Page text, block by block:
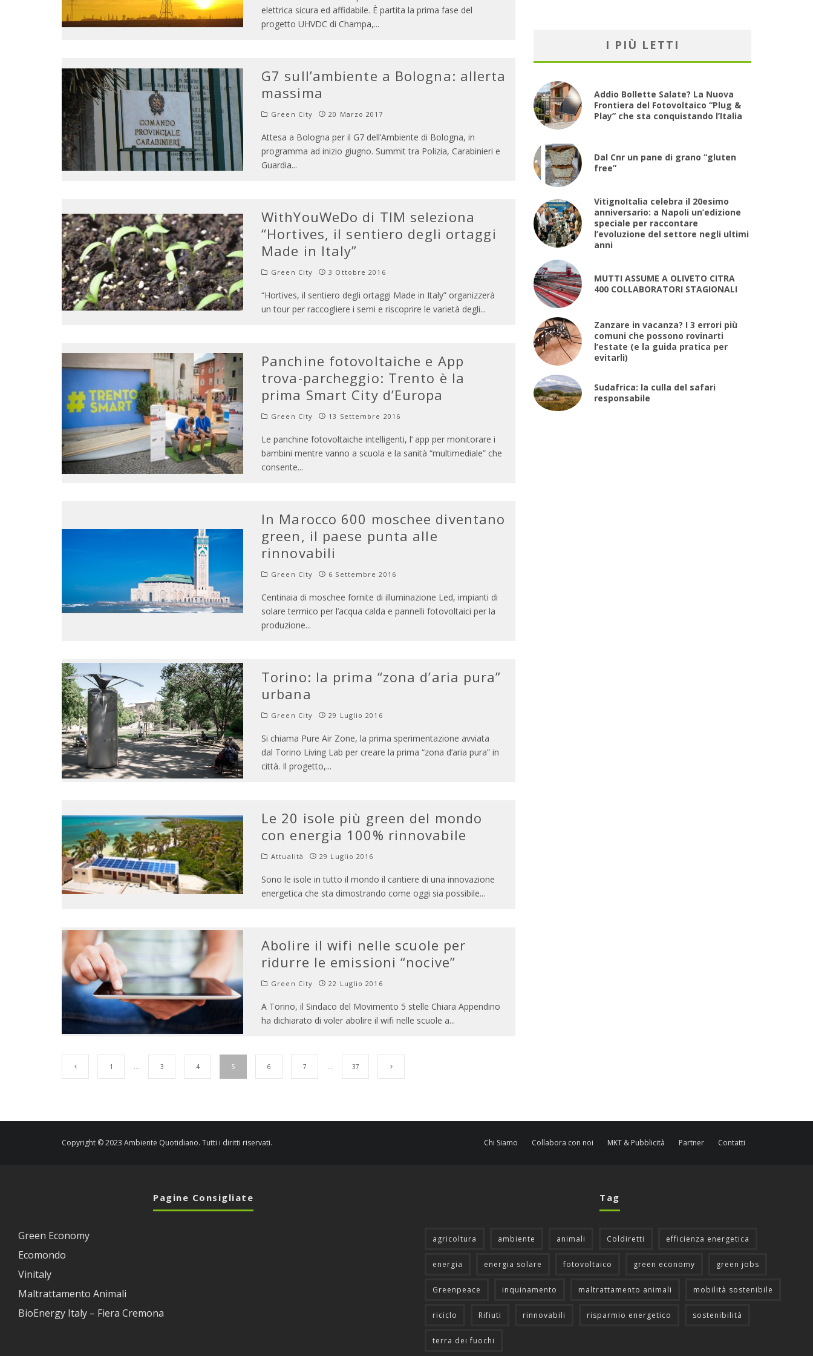
elettrica sicura ed affidabile. È partita la prima fase del
progetto UHVDC di Champa,...
G7 sull’ambiente a Bologna: allerta
massima
Green City 20 Marzo 2017
Attesa a Bologna per il G7 dell’Ambiente di Bologna, in
programma ad inizio giugno. Summit tra Polizia, Carabinieri e
Guardia...
WithYouWeDo di TIM seleziona
“Hortives, il sentiero degli ortaggi
Made in Italy”
Green City 3 Ottobre 2016
“Hortives, il sentiero degli ortaggi Made in Italy” organizzerà
un tour per raccogliere i semi e riscoprire le varietà degli...
Panchine fotovoltaiche e App
trova-parcheggio: Trento è la
prima Smart City d’Europa
Green City 13 Settembre 2016
Le panchine fotovoltaiche intelligenti, l’ app per monitorare i
bambini mentre vanno a scuola e la sanità “multimediale” che
consente...
In Marocco 600 moschee diventano
green, il paese punta alle
rinnovabili
Green City 6 Settembre 2016
Centinaia di moschee fornite di illuminazione Led, impianti di
solare termico per l’acqua calda e pannelli fotovoltaici per la
produzione...
Torino: la prima “zona d’aria pura”
urbana
Green City 29 Luglio 2016
Si chiama Pure Air Zone, la prima sperimentazione avviata
dal Torino Living Lab per creare la prima “zona d’aria pura” in
città. Il progetto,...
Le 20 isole più green del mondo
con energia 100% rinnovabile
Attualità 29 Luglio 2016
Sono le isole in tutto il mondo il cantiere di una innovazione
energetica che sta dimostrando come oggi sia possibile...
Abolire il wifi nelle scuole per
ridurre le emissioni “nocive”
Green City 22 Luglio 2016
A Torino, il Sindaco del Movimento 5 stelle Chiara Appendino
ha dichiarato di voler abolire il wifi nelle scuole a...
1 … 3 4 5 6 7 … 37
I PIÙ LETTI
Addio Bollette Salate? La Nuova
Frontiera del Fotovoltaico “Plug &
Play” che sta conquistando l’Italia
Dal Cnr un pane di grano “gluten
free”
VitignoItalia celebra il 20esimo
anniversario: a Napoli un’edizione
speciale per raccontare
l’evoluzione del settore negli ultimi
anni
MUTTI ASSUME A OLIVETO CITRA
400 COLLABORATORI STAGIONALI
Zanzare in vacanza? I 3 errori più
comuni che possono rovinarti
l’estate (e la guida pratica per
evitarli)
Sudafrica: la culla del safari
responsabile
Copyright © 2023 Ambiente Quotidiano. Tutti i diritti riservati. Chi Siamo Collabora con noi MKT & Pubblicità Partner Contatti
Pagine Consigliate
Green Economy
Ecomondo
Vinitaly
Maltrattamento Animali
BioEnergy Italy – Fiera Cremona
Tag
agricoltura ambiente animali Coldiretti efficienza energetica
energia energia solare fotovoltaico green economy green jobs
Greenpeace inquinamento maltrattamento animali mobilità sostenibile
riciclo Rifiuti rinnovabili risparmio energetico sostenibilità
terra dei fuochi